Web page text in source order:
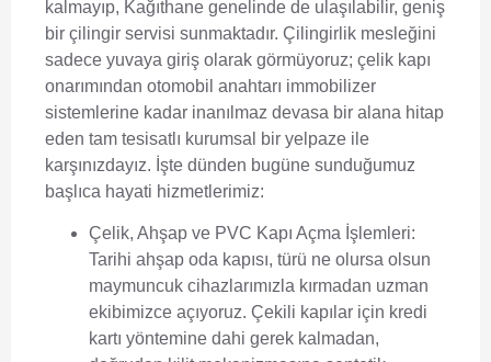
kalmayıp, Kağıthane genelinde de ulaşılabilir, geniş
bir çilingir servisi sunmaktadır. Çilingirlik mesleğini
sadece yuvaya giriş olarak görmüyoruz; çelik kapı
onarımından otomobil anahtarı immobilizer
sistemlerine kadar inanılmaz devasa bir alana hitap
eden tam tesisatlı kurumsal bir yelpaze ile
karşınızdayız. İşte dünden bugüne sunduğumuz
başlıca hayati hizmetlerimiz:
Çelik, Ahşap ve PVC Kapı Açma İşlemleri:
Tarihi ahşap oda kapısı, türü ne olursa olsun
maymuncuk cihazlarımızla kırmadan uzman
ekibimizce açıyoruz. Çekili kapılar için kredi
kartı yöntemine dahi gerek kalmadan,